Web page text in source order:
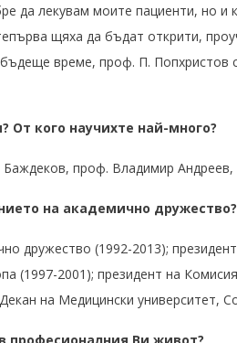
да лекувам моите пациенти, но и
щяха да бъдат открити,
време, проф. П. Попхристов
От кого научихте най-много?
проф. Владимир Андреев,
на академично дружество?
дружество (1992-2013);
(1997-2001); президент на
на Медицински университет,